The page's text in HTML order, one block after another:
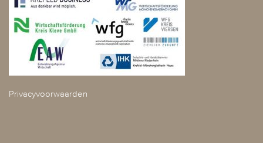
Privacyvoorwaarden